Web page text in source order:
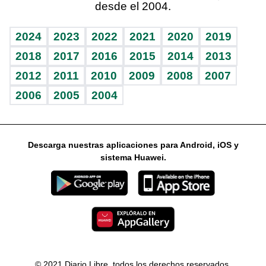
Vida y familia
Eñe
Celebrando la vida
Sin complejos
En pocas palabras
Escuchando al corazón
Economía Personal
Consulta Libre
BRV
TBT Deportivo
Más firmas
Guía del dinero
Horóscopos
desde el 2004.
2024 2023 2022 2021 2020
2019
2018
2017 2016 2015 2014
2013
2012
2011 2010 2009 2008
2007
2006
2005 2004
Descarga nuestras aplicaciones para Android, iOS y
sistema Huawei.